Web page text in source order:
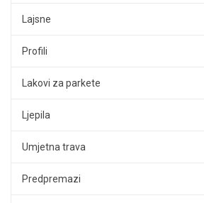
Lajsne
Profili
Lakovi za parkete
Ljepila
Umjetna trava
Predpremazi